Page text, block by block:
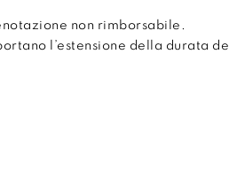
non rimborsabile.
l’estensione della durata del